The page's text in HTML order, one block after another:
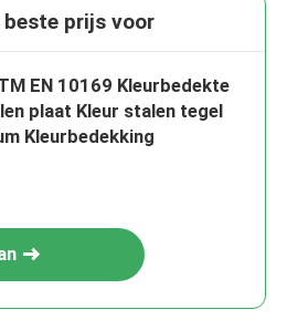
beste prijs voor
EN 10169 Kleurbedekte
plaat Kleur stalen tegel
Kleurbedekking